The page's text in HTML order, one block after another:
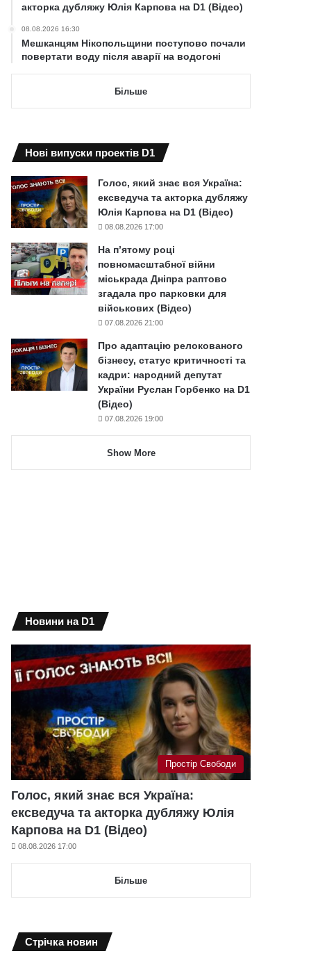
акторка дубляжу Юлія Карпова на D1 (Відео)
08.08.2026 16:30
Мешканцям Нікопольщини поступово почали
повертати воду після аварії на водогоні
Більше
Нові випуски проектів D1
Голос, який знає вся Україна:
ексведуча та акторка дубляжу
Юлія Карпова на D1 (Відео)
08.08.2026 17:00
На п’ятому році
повномасштабної війни
міськрада Дніпра раптово
згадала про парковки для
військових (Відео)
07.08.2026 21:00
Про адаптацію релокованого
бізнесу, статус критичності та
кадри: народний депутат
України Руслан Горбенко на D1
(Відео)
07.08.2026 19:00
Show More